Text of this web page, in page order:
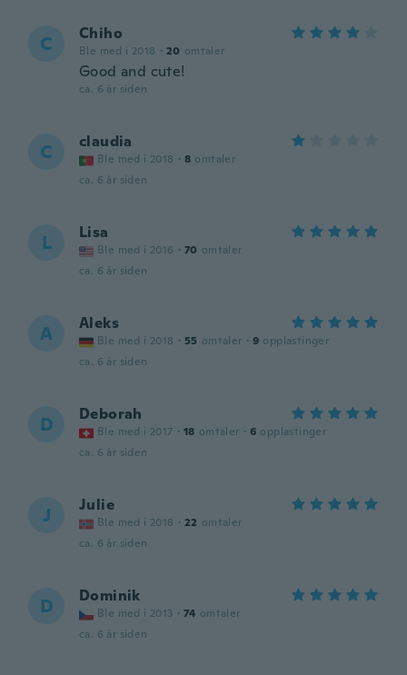
C Chiho
Ble med i 2018 · 20 omtaler
Good and cute!
ca. 6 år siden
C claudia
Ble med i 2018 · 8 omtaler
ca. 6 år siden
L Lisa
Ble med i 2016 · 70 omtaler
ca. 6 år siden
A Aleks
Ble med i 2018 · 55 omtaler · 9 opplastinger
ca. 6 år siden
D Deborah
Ble med i 2017 · 18 omtaler · 6 opplastinger
ca. 6 år siden
J Julie
Ble med i 2018 · 22 omtaler
ca. 6 år siden
D Dominik
Ble med i 2013 · 74 omtaler
ca. 6 år siden